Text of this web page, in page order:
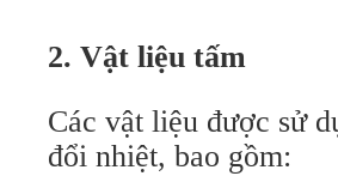
2. Vật liệu tấm
Các vật liệu được sử
đổi nhiệt, bao gồm: